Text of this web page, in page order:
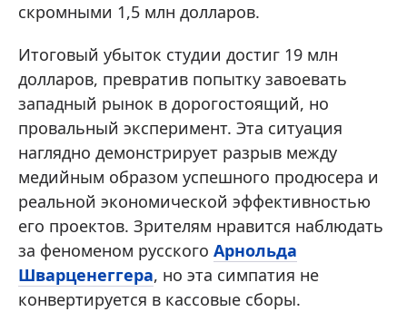
скромными 1,5 млн долларов.
Итоговый убыток студии достиг 19 млн
долларов, превратив попытку завоевать
западный рынок в дорогостоящий, но
провальный эксперимент. Эта ситуация
наглядно демонстрирует разрыв между
медийным образом успешного продюсера и
реальной экономической эффективностью
его проектов. Зрителям нравится наблюдать
за феноменом русского Арнольда
Шварценеггера, но эта симпатия не
конвертируется в кассовые сборы.